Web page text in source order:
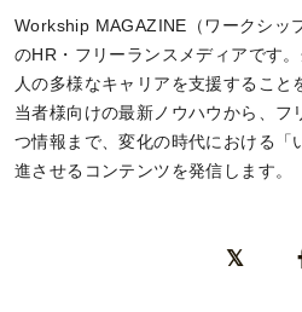
Workship MAGAZINE（ワークシッ
のHR・フリーランスメディアです
人の多様なキャリアを支援すること
当者様向けの最新ノウハウから、フ
つ情報まで、変化の時代における「
進させるコンテンツを発信します。